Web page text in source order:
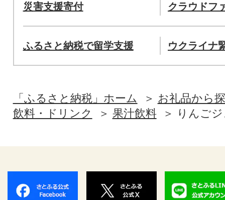
災害支援寄付 クラウドフ
ふるさと納税で留学支援 ウクライナ
「ふるさと納税」ホーム
お礼品から
飲料・ドリンク
果汁飲料 りんご